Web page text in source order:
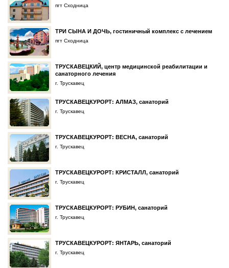
пгт Сходница
ТРИ СЫНА И ДОЧЬ, гостиничный комплекс с лечением
пгт Сходница
ТРУСКАВЕЦКИЙ, центр медицинской реабилитации и
санаторного лечения
г. Трускавец
ТРУСКАВЕЦКУРОРТ: АЛМАЗ, санаторий
г. Трускавец
ТРУСКАВЕЦКУРОРТ: ВЕСНА, санаторий
г. Трускавец
ТРУСКАВЕЦКУРОРТ: КРИСТАЛЛ, санаторий
г. Трускавец
ТРУСКАВЕЦКУРОРТ: РУБИН, санаторий
г. Трускавец
ТРУСКАВЕЦКУРОРТ: ЯНТАРЬ, санаторий
г. Трускавец